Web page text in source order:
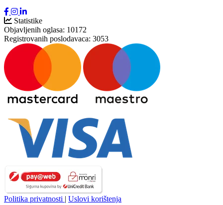
Statistike
Objavljenih oglasa: 10172
Registrovanih poslodavaca: 3053
Politika privatnosti
Uslovi korištenja